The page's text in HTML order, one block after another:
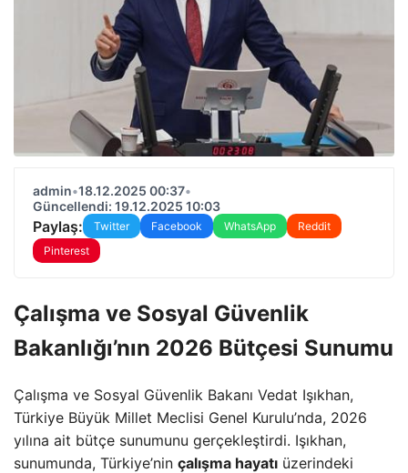
admin•18.12.2025 00:37•
Güncellendi: 19.12.2025 10:03
Paylaş: Twitter Facebook WhatsApp
Reddit
Pinterest
Çalışma ve Sosyal Güvenlik
Bakanlığı’nın 2026 Bütçesi Sunumu
Çalışma ve Sosyal Güvenlik Bakanı Vedat Işıkhan,
Türkiye Büyük Millet Meclisi Genel Kurulu’nda, 2026
yılına ait bütçe sunumunu gerçekleştirdi. Işıkhan,
sunumunda, Türkiye’nin çalışma hayatı üzerindeki